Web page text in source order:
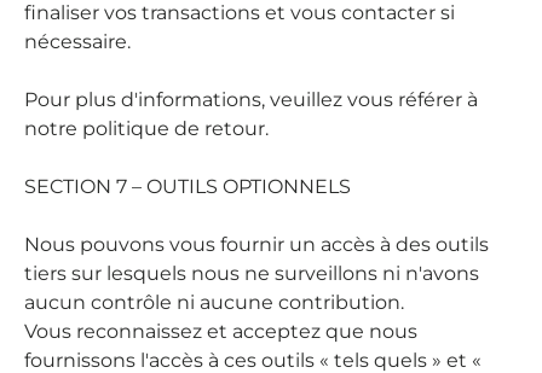
finaliser vos transactions et vous contacter si
nécessaire.
Pour plus d'informations, veuillez vous référer à
notre politique de retour.
SECTION 7 – OUTILS OPTIONNELS
Nous pouvons vous fournir un accès à des outils
tiers sur lesquels nous ne surveillons ni n'avons
aucun contrôle ni aucune contribution.
Vous reconnaissez et acceptez que nous
fournissons l'accès à ces outils « tels quels » et «